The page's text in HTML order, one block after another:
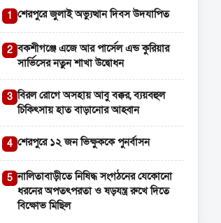
1 শেরপুরে জুলাই অভ্যুত্থান দিবস উদযাপিত
2 বকশীগঞ্জে এজে আর পার্সেল এন্ড কুরিয়ার
সার্ভিসের নতুন শাখা উদ্বোধন
3 বিরল রোগে অসহায় আবু বক্কর, ব্যয়বহুল
চিকিৎসায় হাত বাড়ানোর আহ্বান
4 শেরপুরে ১২ জন ভিক্ষুককে পুনর্বাসন
5 নালিতাবাড়ীতে নিষিদ্ধ সংগঠনের যেকোনো
ধরনের অপতৎপরতা ও ষড়যন্ত্র রুখে দিতে
বিক্ষোভ মিছিল